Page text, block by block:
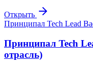
Открыть
Принципал Tech Lead
Принципал Tech
отрасль)